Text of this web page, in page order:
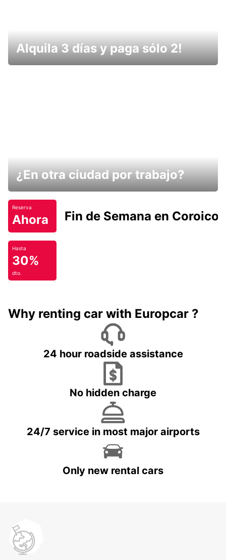
Alquila 3 días y paga sólo 2!
¿En otra ciudad por trabajo?
Reserva
Ahora Fin de Semana en Coroico.
Hasta
30%
dto.
Why renting car with Europcar ?
24 hour roadside assistance
No hidden charge
24/7 service in most major airports
Only new rental cars